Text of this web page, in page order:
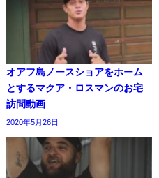
オアフ島ノースショアをホーム
とするマクア・ロスマンのお宅
訪問動画
2020年5月26日